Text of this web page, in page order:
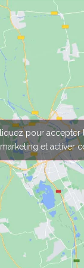
pour accepter
marketing et activer